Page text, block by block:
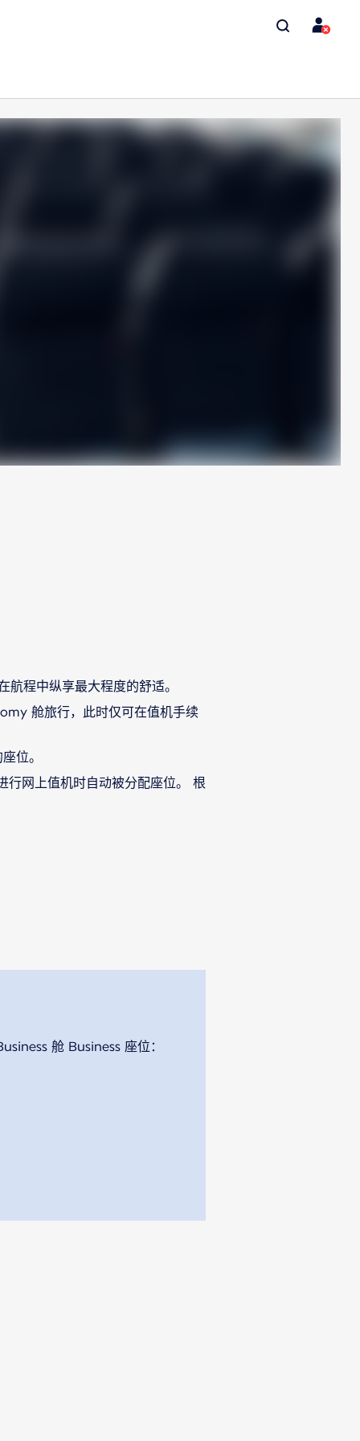
程中纵享最大程度的舒适。
舱旅行，此时仅可在值机手续
位。
网上值机时自动被分配座位。 根
舱 Business 座位：